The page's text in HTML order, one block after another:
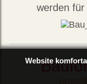
werden für
Website